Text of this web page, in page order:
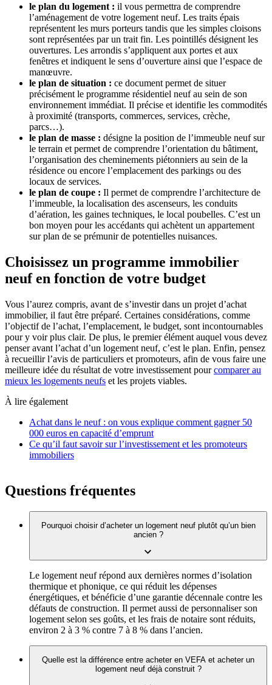
le plan du logement : il vous permettra de comprendre
l’aménagement de votre logement neuf. Les traits épais
représentent les murs porteurs tandis que les simples cloisons
sont représentées par un trait fin. Les pointillés désignent les
ouvertures. Les arrondis s’appliquent aux portes et aux
fenêtres et indiquent le sens d’ouverture ainsi que l’espace de
manœuvre.
le plan de situation : ce document permet de situer
précisément le programme résidentiel neuf au sein de son
environnement immédiat. Il précise et identifie les commodités
à proximité (transports, commerces, services, crèche,
parcs…).
le plan de masse : désigne la position de l’immeuble neuf sur
le terrain et permet de comprendre l’orientation du bâtiment,
l’organisation des cheminements piétonniers au sein de la
résidence ou encore l’emplacement des parkings ou des
locaux de services.
le plan de coupe : Il permet de comprendre l’architecture de
l’immeuble, la localisation des ascenseurs, les conduits
d’aération, les gaines techniques, le local poubelles. C’est un
bon moyen pour les accédants qui achètent un appartement
sur plan de se prémunir de potentielles nuisances.
Choisissez un programme immobilier
neuf en fonction de votre budget
Vous l’aurez compris, avant de s’investir dans un projet d’achat
immobilier, il faut être préparé. Certaines considérations, comme
l’objectif de l’achat, l’emplacement, le budget, sont incontournables
pour y voir plus clair. De plus, le premier élément auquel vous devez
penser avant l’achat d’un logement neuf, c’est le plan. Enfin, pensez
à recueillir l’avis de particuliers et promoteurs, afin de vous faire une
meilleure idée du résultat de votre investissement pourcomparer au
mieux les logements neufs et les projets viables.
À lire également
Achat dans le neuf : on vous explique comment gagner 50
000 euros en capacité d’emprunt
Ce qu’il faut savoir sur l’investissement et les promoteurs
immobiliers
Questions fréquentes
Pourquoi choisir d’acheter un logement neuf plutôt qu’un bien
ancien ?
Le logement neuf répond aux dernières normes d’isolation
thermique et phonique, ce qui réduit les dépenses
énergétiques, et bénéficie d’une garantie décennale contre les
défauts de construction. Il permet aussi de personnaliser son
logement selon ses goûts, et les frais de notaire sont réduits,
environ 2 à 3 % contre 7 à 8 % dans l’ancien.
Quelle est la différence entre acheter en VEFA et acheter un
logement neuf déjà construit ?